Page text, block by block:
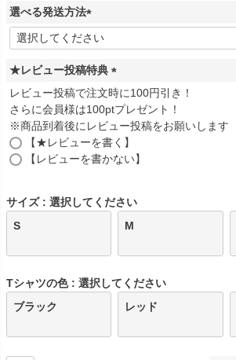
選べる発送方法
(
必
須
★レビュー投稿特典
(
必
須
)
レビュー投稿で注文時に100円引き！
さらに会員様は100ptプレゼント！
※商品到着後にレビュー投稿をお願いします
【★レビューを書く】
【レビューを書かない】
サイズ
選択してください
S
M
Tシャツの色
選択してください
ブラック
レッド